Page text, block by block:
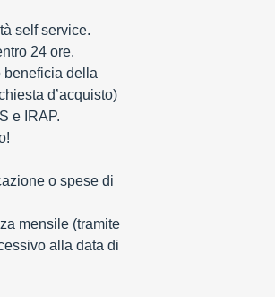
self service.
24 ore.
beneficia della
d’acquisto)
e IRAP.
o spese di
mensile (tramite
alla data di